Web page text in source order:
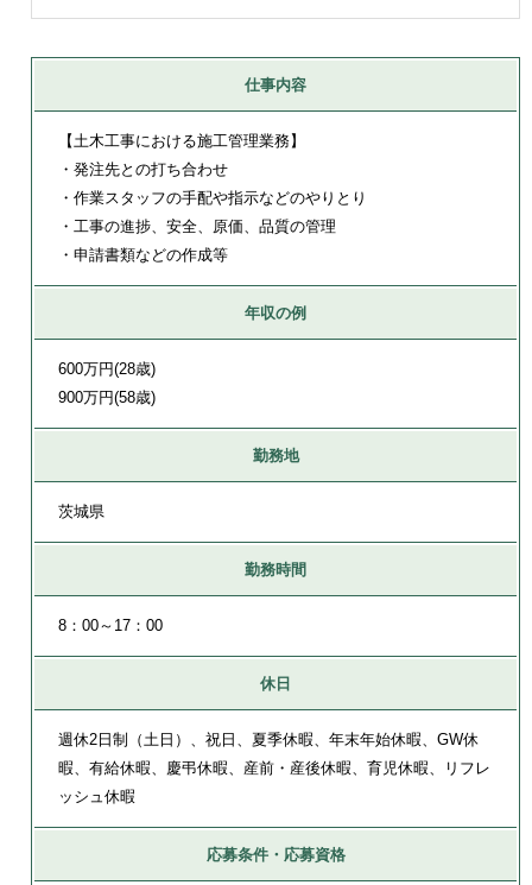
仕事内容
【土木工事における施工管理業務】
・発注先との打ち合わせ
・作業スタッフの手配や指示などのやりとり
・工事の進捗、安全、原価、品質の管理
・申請書類などの作成等
年収の例
600万円(28歳)
900万円(58歳)
勤務地
茨城県
勤務時間
8：00～17：00
休日
週休2日制（土日）、祝日、夏季休暇、年末年始休暇、GW休
暇、有給休暇、慶弔休暇、産前・産後休暇、育児休暇、リフレ
ッシュ休暇
応募条件・応募資格